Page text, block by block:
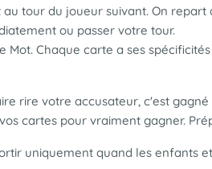
tour du joueur suivant. On
ou passer votre tour.
Chaque carte a ses
rire votre accusateur, c'est
cartes pour vraiment gagner.
uniquement quand les enfants